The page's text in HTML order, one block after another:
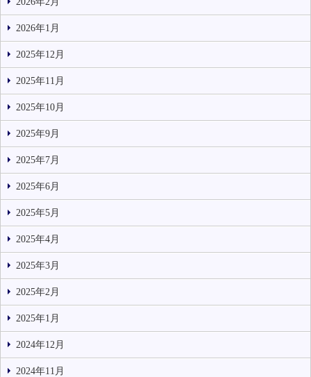
2026年1月
2025年12月
2025年11月
2025年10月
2025年9月
2025年7月
2025年6月
2025年5月
2025年4月
2025年3月
2025年2月
2025年1月
2024年12月
2024年11月